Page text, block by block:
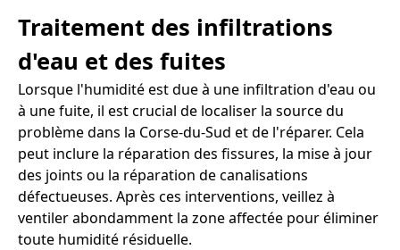
Traitement des infiltrations
d'eau et des fuites
Lorsque l'humidité est due à une infiltration d'eau ou
à une fuite, il est crucial de localiser la source du
problème dans la Corse-du-Sud et de l'réparer. Cela
peut inclure la réparation des fissures, la mise à jour
des joints ou la réparation de canalisations
défectueuses. Après ces interventions, veillez à
ventiler abondamment la zone affectée pour éliminer
toute humidité résiduelle.